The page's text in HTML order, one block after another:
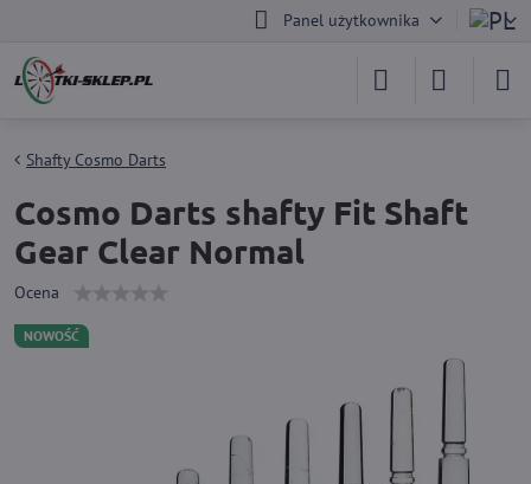
Panel użytkownika
NOWOŚĆ
Shafty Cosmo Darts
Cosmo Darts shafty Fit Shaft
Gear Clear Normal
Ocena